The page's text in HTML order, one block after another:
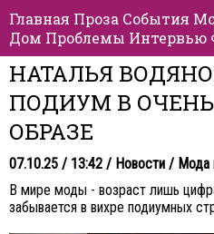
Главная Проза События
Дом Проблемы Интервью
НАТАЛЬЯ
ПОДИУМ В
ОБРАЗЕ
07.10.25 / 13:42 / Новости / Мода
В мире моды - возраст лишь
забывается в вихре подиумных